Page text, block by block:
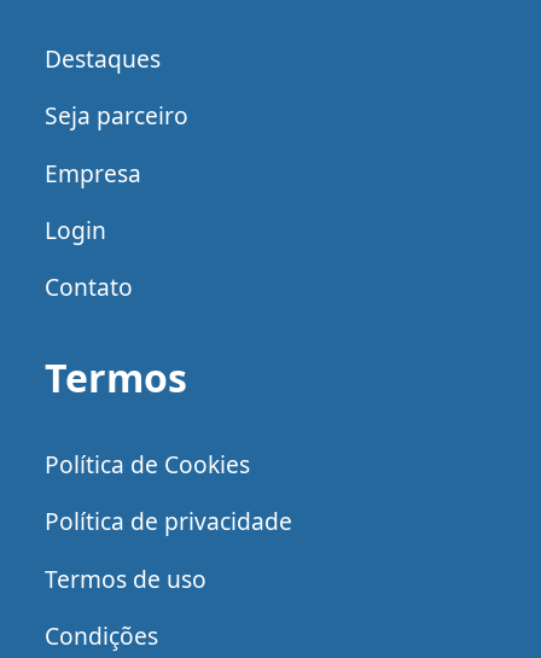
Destaques
Seja parceiro
Empresa
Login
Contato
Termos
Política de Cookies
Política de privacidade
Termos de uso
Condições